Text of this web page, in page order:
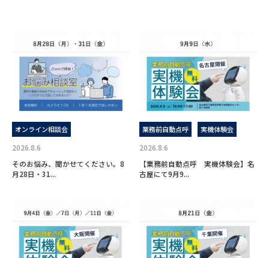
オンライン相談会
2026.8.6
そのお悩み、聞かせてください。8
月28日・31...
業務前自動点呼 実機体験会
2026.8.6
【業務前自動点呼 実機体験会】名
古屋にて9月9...